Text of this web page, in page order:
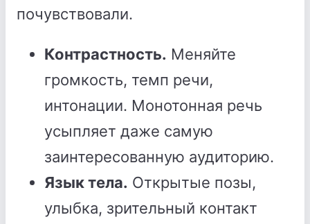
почувствовали.
Контрастность. Меняйте
громкость, темп речи,
интонации. Монотонная речь
усыпляет даже самую
заинтересованную аудиторию.
Язык тела. Открытые позы,
улыбка, зрительный контакт